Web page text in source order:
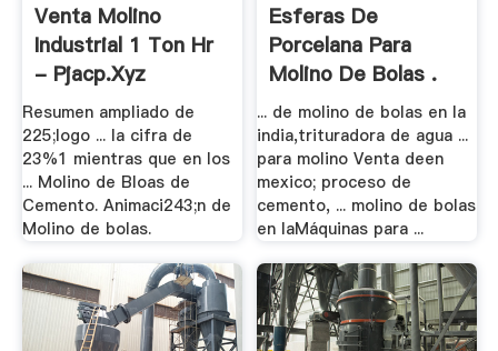
Venta Molino
Industrial 1 Ton Hr
- Pjacp.xyz
Resumen ampliado de
225;logo ... la cifra de
23%1 mientras que en los
... Molino de Bloas de
Cemento. Animaci243;n de
Molino de bolas.
Esferas De
Porcelana Para
Molino De Bolas .
... de molino de bolas en la
india,trituradora de agua ...
para molino Venta deen
mexico; proceso de
cemento, ... molino de bolas
en laMáquinas para ...